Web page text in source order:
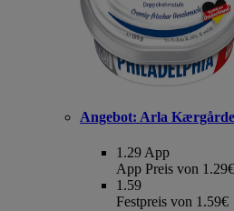
Angebot: Arla
1.29 App
App Preis von 1.29€
1.59
Festpreis von 1.59€